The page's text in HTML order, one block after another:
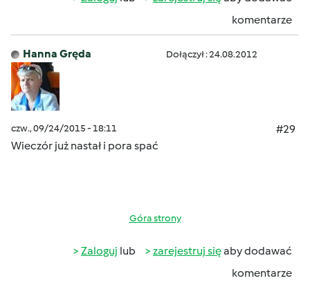
komentarze
Hanna Gręda Dołączył : 24.08.2012
czw., 09/24/2015 - 18:11
#29
Wieczór już nastał i pora spać
Góra strony
Zaloguj lub zarejestruj sięaby dodawać
komentarze